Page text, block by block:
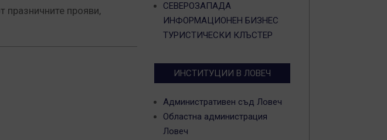
празничните прояви,
СЕВЕРОЗАПАДА
ИНФОРМАЦИОНЕН БИЗНЕС
ТУРИСТИЧЕСКИ КЛЪСТЕР
ИНСТИТУЦИИ В ЛОВЕЧ
Административен съд Ловеч
Областна администрация
Ловеч